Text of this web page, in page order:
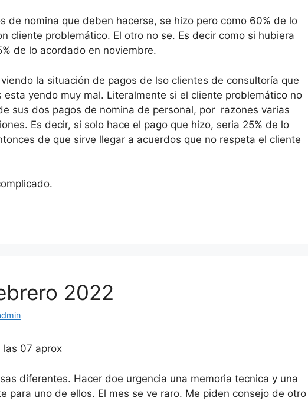
de nomina que deben hacerse, se hizo pero como 60% de lo
cliente problemático. El otro no se. Es decir como si hubiera
de lo acordado en noviembre.
la situación de pagos de lso clientes de consultoría que
yendo muy mal. Literalmente si el cliente problemático no
sus dos pagos de nomina de personal, por razones varias
Es decir, si solo hace el pago que hizo, seria 25% de lo
de que sirve llegar a acuerdos que no respeta el cliente
2022
las 07 aprox
diferentes. Hacer doe urgencia una memoria tecnica y una
para uno de ellos. El mes se ve raro. Me piden consejo de otro